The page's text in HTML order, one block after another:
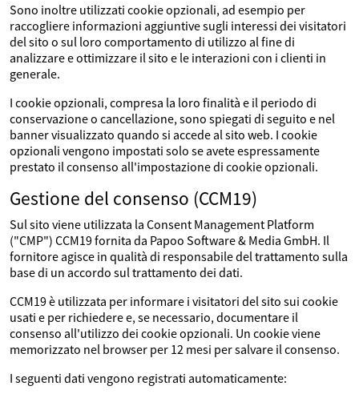
Sono inoltre utilizzati cookie opzionali, ad esempio per
raccogliere informazioni aggiuntive sugli interessi dei visitatori
del sito o sul loro comportamento di utilizzo al fine di
analizzare e ottimizzare il sito e le interazioni con i clienti in
generale.
I cookie opzionali, compresa la loro finalità e il periodo di
conservazione o cancellazione, sono spiegati di seguito e nel
banner visualizzato quando si accede al sito web. I cookie
opzionali vengono impostati solo se avete espressamente
prestato il consenso all'impostazione di cookie opzionali.
Gestione del consenso (CCM19)
Sul sito viene utilizzata la Consent Management Platform
("CMP") CCM19 fornita da Papoo Software & Media GmbH. Il
fornitore agisce in qualità di responsabile del trattamento sulla
base di un accordo sul trattamento dei dati.
CCM19 è utilizzata per informare i visitatori del sito sui cookie
usati e per richiedere e, se necessario, documentare il
consenso all'utilizzo dei cookie opzionali. Un cookie viene
memorizzato nel browser per 12 mesi per salvare il consenso.
I seguenti dati vengono registrati automaticamente: